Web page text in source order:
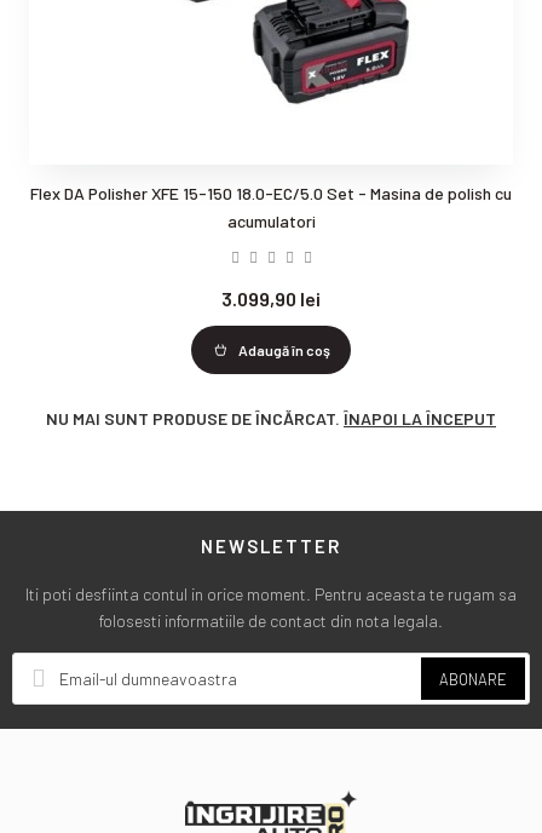
Flex DA Polisher XFE 15-150 18.0-EC/5.0 Set - Masina de polish cu
acumulatori
3.099,90 lei
Adaugă în coş
NU MAI SUNT PRODUSE DE ÎNCĂRCAT. ÎNAPOI LA ÎNCEPUT
NEWSLETTER
Iti poti desfiinta contul in orice moment. Pentru aceasta te rugam sa
folosesti informatiile de contact din nota legala.
ABONARE